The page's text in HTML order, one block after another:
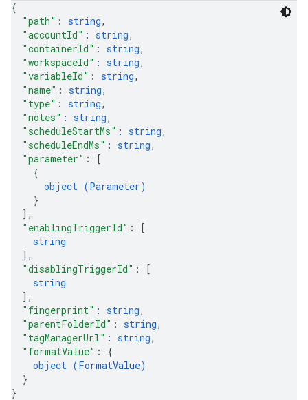
{
"path" : string,
"accountId" : string,
"containerId" : string,
"workspaceId" : string,
"variableId" : string,
"name" : string,
"type" : string,
"notes" : string,
"scheduleStartMs" : string,
"scheduleEndMs" : string,
"parameter" :
[
{
object (Parameter)
}
] ,
"enablingTriggerId" :
[
string
] ,
"disablingTriggerId" :
[
string
] ,
"fingerprint" : string,
"parentFolderId" : string,
"tagManagerUrl" : string,
"formatValue" : {
object (FormatValue)
}
}